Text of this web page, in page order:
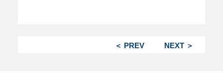
NEXT ＞
＜ PREV